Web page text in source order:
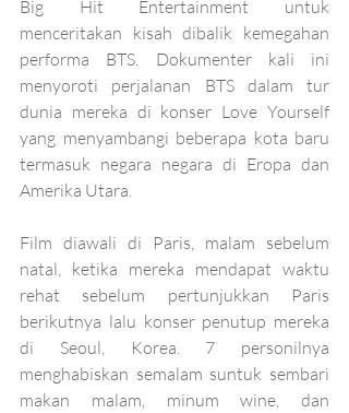
Big Hit Entertainment untuk
menceritakan kisah dibalik kemegahan
performa BTS. Dokumenter kali ini
menyoroti perjalanan BTS dalam tur
dunia mereka di konser Love Yourself
yang menyambangi beberapa kota baru
termasuk negara negara di Eropa dan
Amerika Utara.
Film diawali di Paris, malam sebelum
natal, ketika mereka mendapat waktu
rehat sebelum pertunjukkan Paris
berikutnya lalu konser penutup mereka
di Seoul, Korea. 7 personilnya
menghabiskan semalam suntuk sembari
makan malam, minum wine, dan